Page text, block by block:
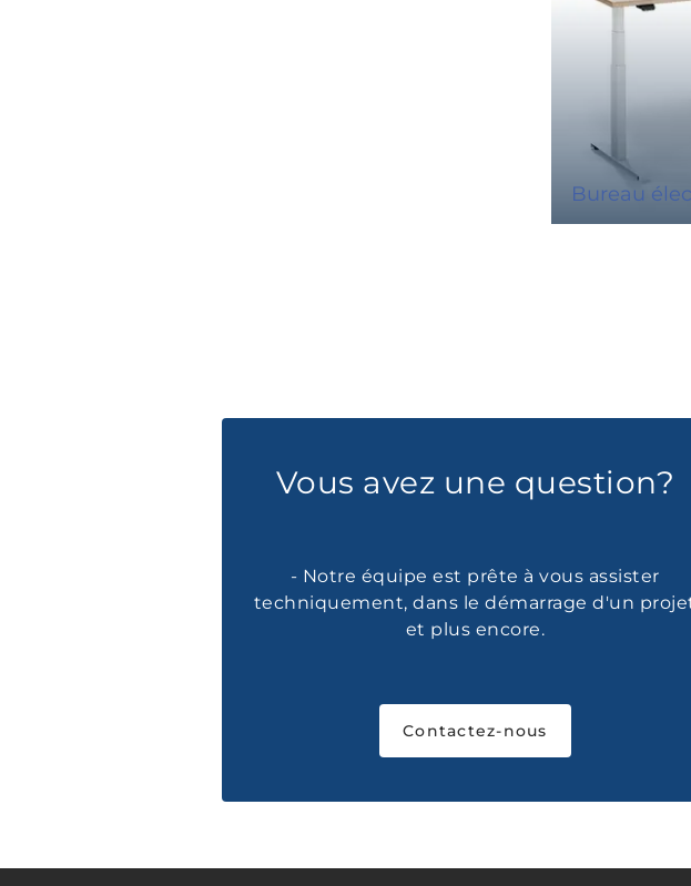
Bureau
Vous avez une question?
- Notre équipe est prête à vous assister
techniquement, dans le démarrage d'un
et plus encore.
Contactez-nous